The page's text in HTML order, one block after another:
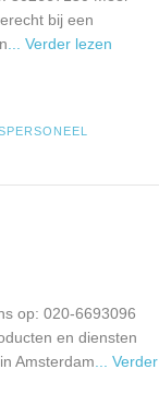
bij een
... Verder lezen
op: 020-6693096
en diensten
Amsterdam ... Verder